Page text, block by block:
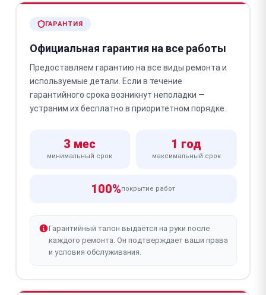
ГАРАНТИЯ
Официальная гарантия на все работы
Предоставляем гарантию на все виды ремонта и
используемые детали. Если в течение
гарантийного срока возникнут неполадки —
устраним их бесплатно в приоритетном порядке.
3 мес
минимальный срок
1 год
максимальный срок
100%покрытие работ
Гарантийный талон выдаётся на руки после
каждого ремонта. Он подтверждает ваши права
и условия обслуживания.